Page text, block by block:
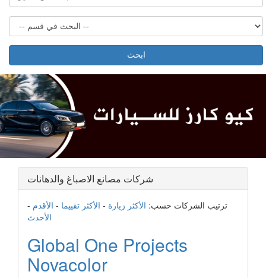
ابحث
شركات مصانع الاصباغ والدهانات
ترتيب الشركات حسب: الأكثر زيارة - الأكثر تقييما - الأقدم -
الأحدث
Global One Projects
Novacolor